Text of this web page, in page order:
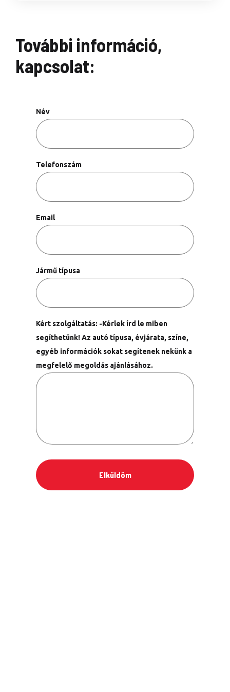
További információ,
kapcsolat:
Név
Telefonszám
Email
Jármű típusa
Kért szolgáltatás: -Kérlek írd le miben
segíthetünk! Az autó típusa, évjárata, színe,
egyéb információk sokat segítenek nekünk a
megfelelő megoldás ajánlásához.